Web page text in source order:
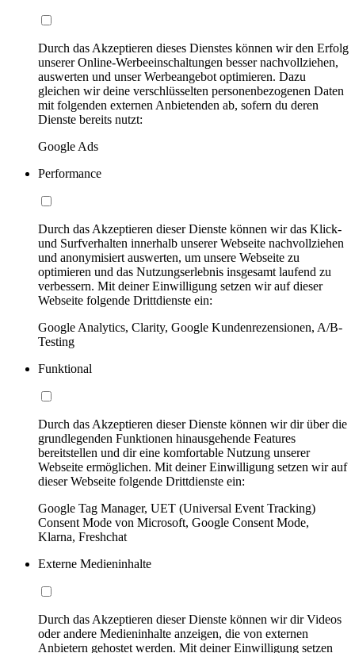
Durch das Akzeptieren dieses Dienstes können wir den Erfolg
unserer Online-Werbeeinschaltungen besser nachvollziehen,
auswerten und unser Werbeangebot optimieren. Dazu
gleichen wir deine verschlüsselten personenbezogenen Daten
mit folgenden externen Anbietenden ab, sofern du deren
Dienste bereits nutzt:
Google Ads
Performance
Durch das Akzeptieren dieser Dienste können wir das Klick-
und Surfverhalten innerhalb unserer Webseite nachvollziehen
und anonymisiert auswerten, um unsere Webseite zu
optimieren und das Nutzungserlebnis insgesamt laufend zu
verbessern. Mit deiner Einwilligung setzen wir auf dieser
Webseite folgende Drittdienste ein:
Google Analytics, Clarity, Google Kundenrezensionen, A/B-
Testing
Funktional
Durch das Akzeptieren dieser Dienste können wir dir über die
grundlegenden Funktionen hinausgehende Features
bereitstellen und dir eine komfortable Nutzung unserer
Webseite ermöglichen. Mit deiner Einwilligung setzen wir auf
dieser Webseite folgende Drittdienste ein:
Google Tag Manager, UET (Universal Event Tracking)
Consent Mode von Microsoft, Google Consent Mode,
Klarna, Freshchat
Externe Medieninhalte
Durch das Akzeptieren dieser Dienste können wir dir Videos
oder andere Medieninhalte anzeigen, die von externen
Anbietern gehostet werden. Mit deiner Einwilligung setzen